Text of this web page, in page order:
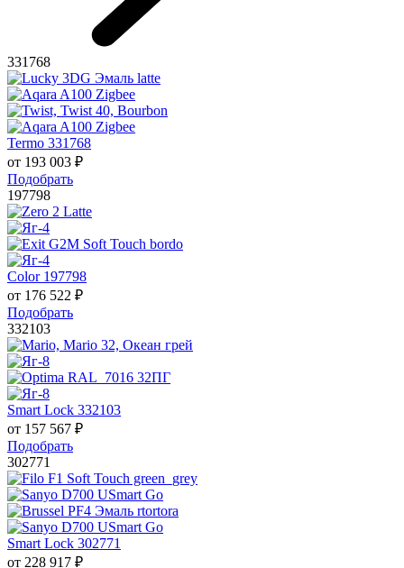
331768
Termo 331768
от 193 003 ₽
Подобрать
197798
Color 197798
от 176 522 ₽
Подобрать
332103
Smart Lock 332103
от 157 567 ₽
Подобрать
302771
Smart Lock 302771
от 228 917 ₽